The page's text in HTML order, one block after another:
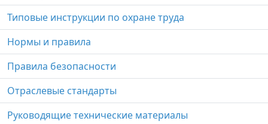
Типовые инструкции по охране труда
Нормы и правила
Правила безопасности
Отраслевые стандарты
Руководящие технические материалы